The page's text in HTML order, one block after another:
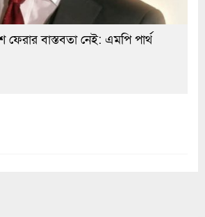
ফেরার বাস্তবতা নেই: এমপি পার্থ